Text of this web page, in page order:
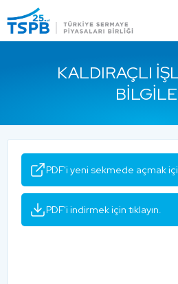
Close
KALDIRAÇLI
PDF'i yeni sekmede açmak
PDF'i indirmek için tıklayın.